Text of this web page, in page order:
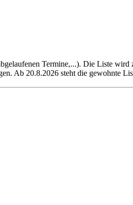
Termine,...). Die Liste
Ab 20.8.2026 steht die gewohnte